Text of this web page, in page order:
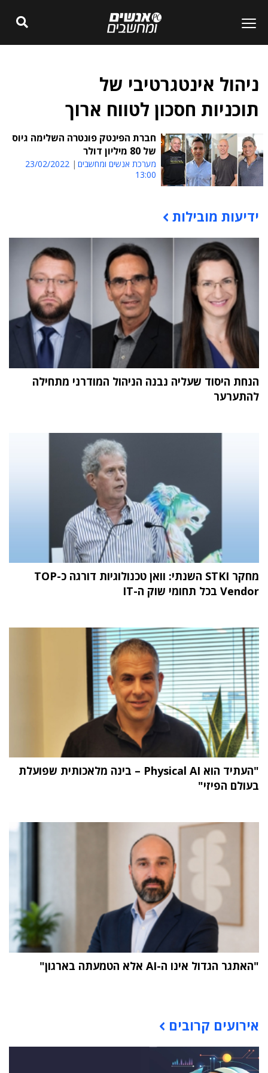
ניהול אינטגרטיבי של
תוכניות חסכון לטווח ארוך
חברת הפינטק פונטרה השלימה גיוס
של 80 מיליון דולר
מערכת אנשים ומחשבים
23/02/2022
13:00
תוכן פרסומי
ידיעות מובילות
הנחת היסוד שעליה נבנה הניהול המודרני מתחילה
להתערער
מחקר STKI השנתי: וואן טכנולוגיות דורגה כ-TOP
Vendor בכל תחומי שוק ה-IT
"העתיד הוא Physical AI – בינה מלאכותית שפועלת
בעולם הפיזי"
"האתגר הגדול אינו ה-AI אלא הטמעתה בארגון"
אירועים קרובים